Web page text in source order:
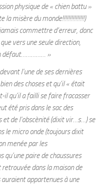
physique de « chien battu »
misère du monde!!!!!!!!!!!!!!!)
commettre d’erreur, donc
vers une seule direction,
défaut…………… »
l’une de ses dernières
des choses et qu’il « était
qu’il a failli se faire fracasser
été pris dans le sac des
de l’obscènité (dixit vir…s…) se
le micro onde (toujours dixit
menée par les
paire de chaussures
dans la maison de
appartenues à une